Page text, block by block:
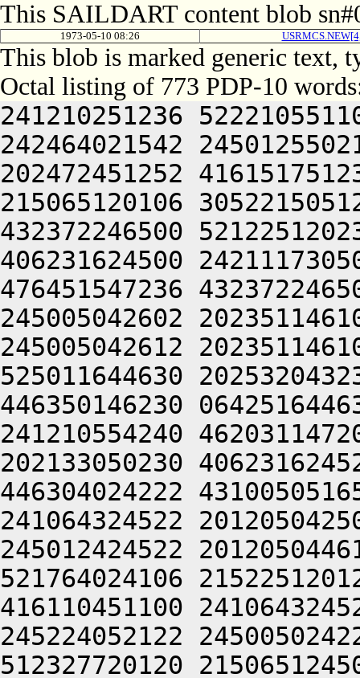
This SAILDART content blob
1973-05-10 08:26
This blob is marked generic text,
Octal listing of 773 PDP-10
241210251236 522210551100 472231420120 412231642100 242464021542 245012550214 476451520120 462071420214 202472451252 416151751232 201211143100 242132120120 215065120106 305221505120 265005043100 516512252606 432372246500 521225120234 446305124522 202133050230 406231624500 242111730500 472231420120 462071420214 476451547236 432372246500 426612040634 420321257122 245005042602 202351146100 426612046202 446350146230 245005042612 202351146100 426612046202 446345120120 525011644630 202532043236 512325120120 426612046202 446350146230 064251644630 201210520120 502451743500 241210554240 462031147202 462304052122 245005021506 202133050230 406231624522 202505124500 242111420234 446304024222 431005051650 512530352252 512127706424 241064324522 201205042500 242112240656 201204321522 245012424522 201205044614 201212352244 526071444646 521764024106 215225120120 242124024210 512032720120 416110451100 241064324522 064245050652 476510520230 245224052122 245005024222 431005051650 512530343236 512327720120 215065124500 241210520120 506531752212 202070147116 521225124500 241210520120 422450153432 051204321522 202505120250 245225124522 245225120120 265011644630 201211751244 201211654122 201204147260 245225120120 426612046202 446344047222 461005047644 511005024212 201212051236 436341505120 516132450500 422450153630 446472420234 446305120120 516132450500 516512252606 472531520140 245005050244 446346120120 426612046202 446344024106 215225120250 245005052212 512412244522 064245040634 421010451202 536311151650 201210451202 535005051212 532132251612 202112240656 462232352122 201212152636 522124040630 245225124500 521225120120 472231424522 245005043236 512170552032 052351146100 242124024246 426512120252 472111746246 521005051612 522424046602 512271451650 201212342650 505012547210 476312352142 201212342650 505012547214 446350420120 516132450432 052310151650 406231420120 516132450500 462032352240 305005051612 522424046202 516512031122 245225124522 245012424522 201212340654 426450551652 462504047222 461011644630 201210506424 242470552242 202450551652 462504024106 215225120250 245005042500 242432547650 425012242646 526312426646 406550542122 245224024206 476331540634 422464047222 461005042500 242330150206 406441505252 516132246602 416451751500 242152547206 522231747100 416032224522 245224024256 535011644630 202330151226 201211450242 202532043236 512325120120 446144024246 522452541630 446472437432 051204321522 245005053522 201205046604 421012352244 526070647644 465011444646 521224053522 245013757522 201210447500 472231420252 501011540644 455006120120 462071420102 206133050202 472105106424 576764030500 242230620120 406350420120 472372420120 516512252606 462232352176 201204321522 245005051650 512530343236 512327720120 215065124522 245005020612 542410147210 244321224234 446305124500 401224024256 202351146100 242230620120 516512252606 432372246576 201204321522 245005024204 446350420120 425005051612 522424021542 201210742650 432231442634 406321505120 506531752212 202372552240 526505124522 202505120120 425005053644 446510543222 462124024230 446472420120 215065124500 215425124500 242464021544 245012550100 466032245432 052744024212 201210451652 412472420120 156432547650 425005051650 512530343236 512324051212 406110644630 425003320106 305225120106 311005021506 245224052122 202773720142 245225124432 051211542500 472231420120 446144024216 426512020120 215064052640 201424030522 201212152636 522124046602 416451724522 201212550100 242224030500 242071747246 201212152636 522121505206 462232350112 201224024206 476352320120 416371651500 242432547650 425005224500 242133050202 472471147634 201204321500 305225124500 241064320142 245225124500 305224024120 424321224242 526372442500 472372426632 406072247522 245225124500 242151620120 541224043100 242472451252 416151751232 202604026532 245224024246 536211141620 202351146100 466032245432 051211751244 201205042500 242470552242 202571044606 441224052122 201211441500 526404024212 201212342650 505012744222 416204024230 426350752220 201204321522 245224052122 201401505120 446144024246 522452541630 446472437500 241064324522 201211644630 245005024212 201210551244 476444124500 521225124522 201210520120 516132450500 536211141620 201211150230 526461505132 305005046212 472172444100 241064324522 201211146622 472532320256 442230344122 245224052122 201210520120 502451743500 242310553212 461224024106 215012346212 532131424432 051212342650 505012744222 416204024206 476352320256